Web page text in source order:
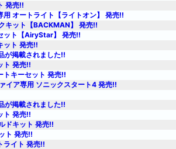
発売!!
オートライト【ライトオン】 発売!!
キット【BACKMAN】 発売!!
ット【AiryStar】 発売!!
ット 発売!!
が掲載されました!!
ト 発売!!
キーセット 発売!!
イア専用 ソニックスタート4 発売!!
が掲載されました!!
ト 発売!!
ドキット 発売!!
ト 発売!!
ライト 発売!!